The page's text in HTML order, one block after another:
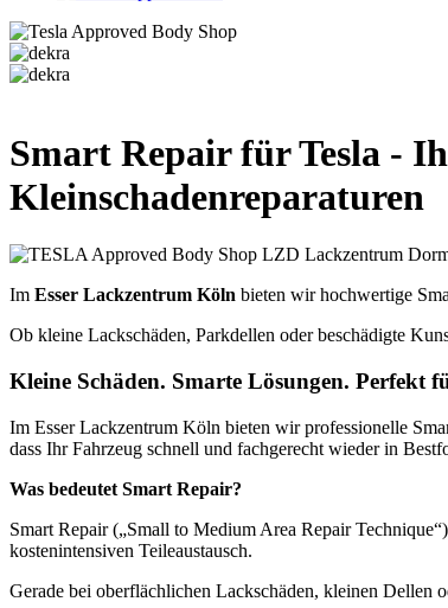
Smart Repair für Tesla -
Kleinschadenreparaturen
Im Esser Lackzentrum Köln bieten wir hochwertige
Ob kleine Lackschäden, Parkdellen oder beschädigte
Kleine Schäden. Smarte Lösungen. Perfekt
Im Esser Lackzentrum Köln bieten wir professionelle
dass Ihr Fahrzeug schnell und fachgerecht wieder in
Was bedeutet Smart Repair?
Smart Repair („Small to Medium Area Repair
kostenintensiven Teileaustausch.
Gerade bei oberflächlichen Lackschäden, kleinen Dellen